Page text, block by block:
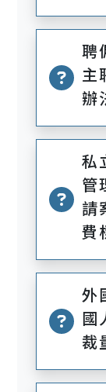
聘
主
辦
私
管
請
費
外
國
裁